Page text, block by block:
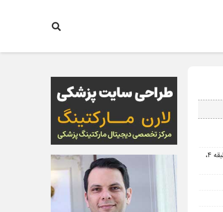
تهران، زعفرانیه، بلوار بهزادی، نبش ماکویی پور جنوبی، ساختمان بانک سامان، پلاک 19، طبقه 4،